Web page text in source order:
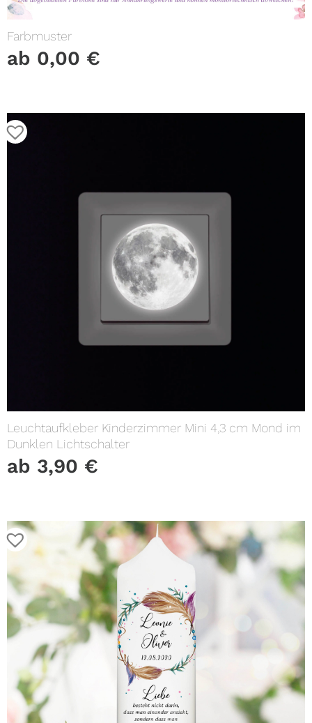
Farbmuster
ab 0,00 €
Leuchtaufkleber Kinderzimmer Mini 4,3 cm Mond im
Dunklen Lichtschalter
ab 3,90 €